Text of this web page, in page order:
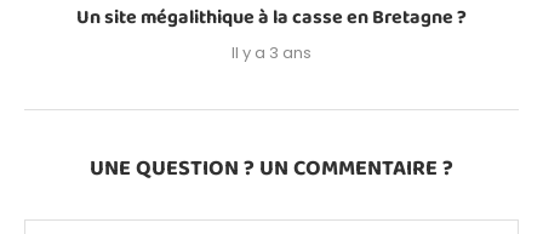
Un site mégalithique à la casse en Bretagne ?
Il y a 3 ans
UNE QUESTION ? UN COMMENTAIRE ?